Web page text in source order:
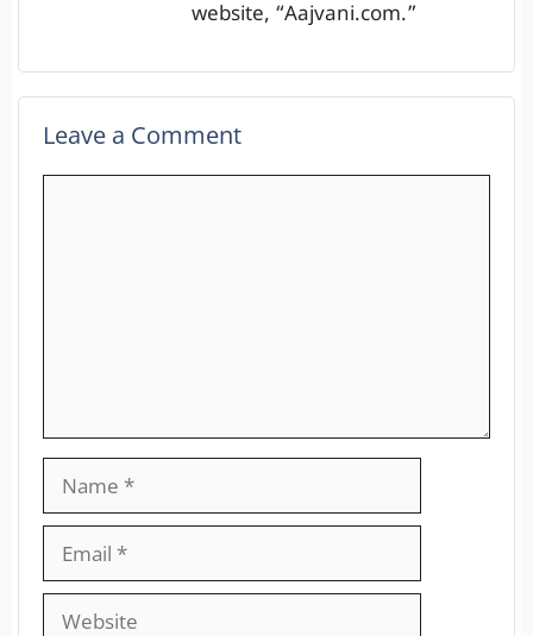
website, “Aajvani.com.”
Leave a Comment